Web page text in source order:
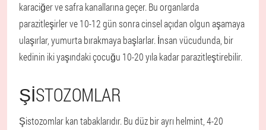
karaciğer ve safra kanallarına geçer. Bu organlarda
parazitleşirler ve 10-12 gün sonra cinsel açıdan olgun aşamaya
ulaşırlar, yumurta bırakmaya başlarlar. İnsan vücudunda, bir
kedinin iki yaşındaki çocuğu 10-20 yıla kadar parazitleştirebilir.
ŞISTOZOMLAR
Şistozomlar kan tabaklarıdır. Bu düz bir ayrı helmint, 4-20